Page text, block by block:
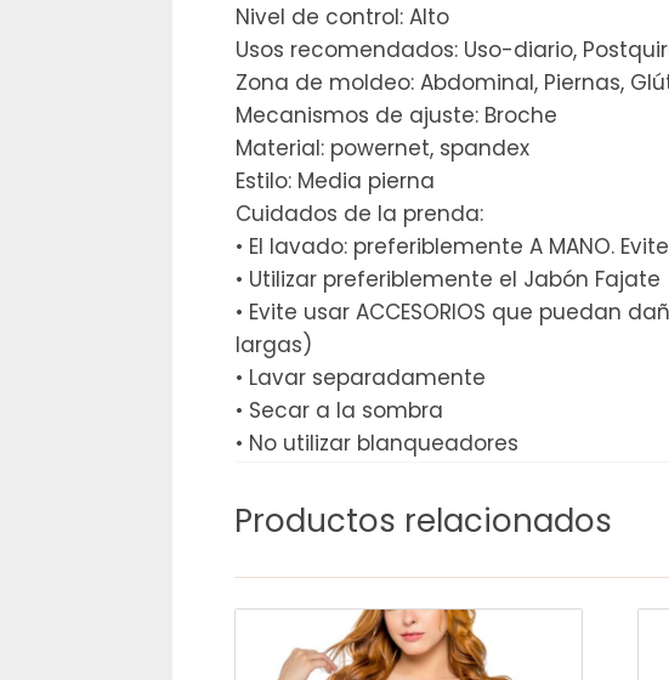
Nivel de control: Alto
Usos recomendados: Uso-diario,
Zona de moldeo: Abdominal, Piernas,
Mecanismos de ajuste: Broche
Material: powernet, spandex
Estilo: Media pierna
Cuidados de la prenda:
• El lavado: preferiblemente A MANO.
• Utilizar preferiblemente el Jabón Fajate
• Evite usar ACCESORIOS que puedan
largas)
• Lavar separadamente
• Secar a la sombra
• No utilizar blanqueadores
Productos relacionados